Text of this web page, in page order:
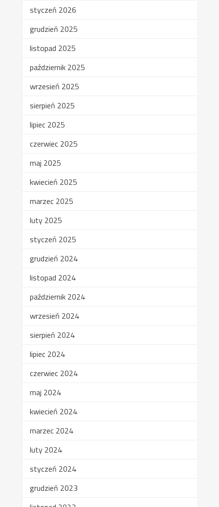
styczeń 2026
grudzień 2025
listopad 2025
październik 2025
wrzesień 2025
sierpień 2025
lipiec 2025
czerwiec 2025
maj 2025
kwiecień 2025
marzec 2025
luty 2025
styczeń 2025
grudzień 2024
listopad 2024
październik 2024
wrzesień 2024
sierpień 2024
lipiec 2024
czerwiec 2024
maj 2024
kwiecień 2024
marzec 2024
luty 2024
styczeń 2024
grudzień 2023